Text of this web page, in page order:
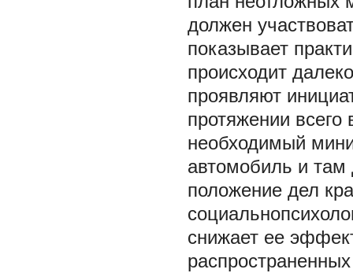
должен
показывает
происходит
проявляют
протяжении
необходимый
автомобиль и там
положение дел
снижает ее